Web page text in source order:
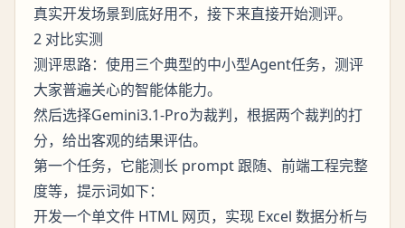
真实开发场景到底好用不，接下来直接开始测评。
2 对比实测
测评思路：使用三个典型的中小型Agent任务，测评
大家普遍关心的智能体能力。
然后选择Gemini3.1-Pro为裁判，根据两个裁判的打
分，给出客观的结果评估。
第一个任务，它能测长 prompt 跟随、前端工程完整
度等，提示词如下：
开发一个单文件 HTML 网页，实现 Excel 数据分析与